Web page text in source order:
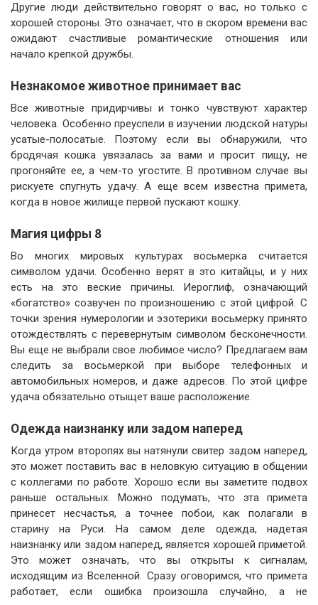
Другие люди действительно говорят о вас, но только с
хорошей стороны. Это означает, что в скором времени вас
ожидают счастливые романтические отношения или
начало крепкой дружбы.
Незнакомое животное принимает вас
Все животные придирчивы и тонко чувствуют характер
человека. Особенно преуспели в изучении людской натуры
усатые-полосатые. Поэтому если вы обнаружили, что
бродячая кошка увязалась за вами и просит пищу, не
прогоняйте ее, а чем-то угостите. В противном случае вы
рискуете спугнуть удачу. А еще всем известна примета,
когда в новое жилище первой пускают кошку.
Магия цифры 8
Во многих мировых культурах восьмерка считается
символом удачи. Особенно верят в это китайцы, и у них
есть на это веские причины. Иероглиф, означающий
«богатство» созвучен по произношению с этой цифрой. С
точки зрения нумерологии и эзотерики восьмерку принято
отождествлять с перевернутым символом бесконечности.
Вы еще не выбрали свое любимое число? Предлагаем вам
следить за восьмеркой при выборе телефонных и
автомобильных номеров, и даже адресов. По этой цифре
удача обязательно отыщет ваше расположение.
Одежда наизнанку или задом наперед
Когда утром второпях вы натянули свитер задом наперед,
это может поставить вас в неловкую ситуацию в общении
с коллегами по работе. Хорошо если вы заметите подвох
раньше остальных. Можно подумать, что эта примета
принесет несчастья, а точнее побои, как полагали в
старину на Руси. На самом деле одежда, надетая
наизнанку или задом наперед, является хорошей приметой.
Это может означать, что вы открыты к сигналам,
исходящим из Вселенной. Сразу оговоримся, что примета
работает, если ошибка произошла случайно, а не